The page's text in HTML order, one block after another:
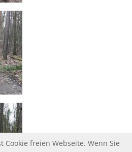
freien Webseite. Wenn Sie